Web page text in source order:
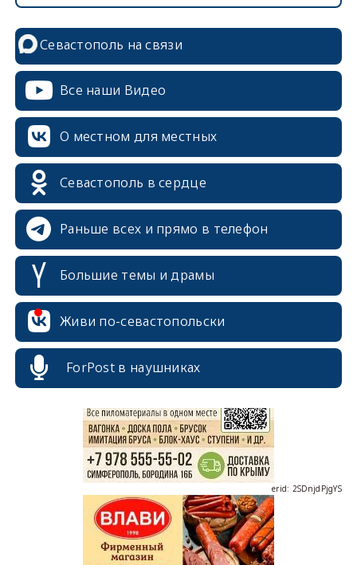
Севастополь на связи
Все наши Видео
О местном для местных
Севастополь в сердце
Раньше всех и прямо в телефон
Большие темы и драмы
Живи по-севастопольски
ForPost в наушниках
erid: 2SDnjdPjgYS
erid: 2SDnjdvhGXG